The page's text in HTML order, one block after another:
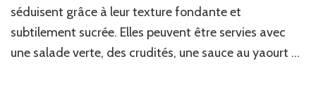
séduisent grâce à leur texture fondante et
subtilement sucrée. Elles peuvent être servies avec
une salade verte, des crudités, une sauce au yaourt …